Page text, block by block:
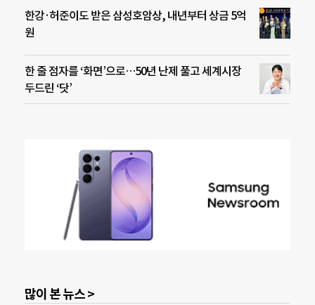
한강·허준이도 받은 삼성호암상, 내년부터 상금 5억
원
한 줄 점자를 ‘화면’으로…50년 난제 풀고 세계시장
두드린 ‘닷’
많이 본 뉴스 >